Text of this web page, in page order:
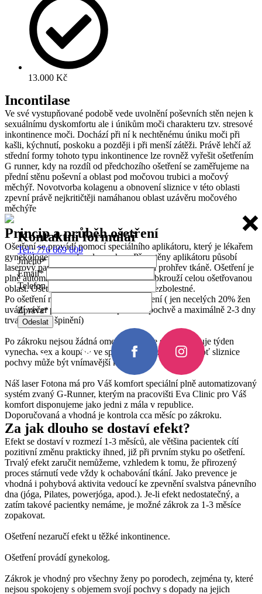
13.000 Kč
Incontilase
Ve své vystupňované podobě vede uvolnění poševních stěn nejen k
sexuálnímu dyskomfortu ale i únikům moči charakteru tzv. stresové
inkontinence moči. Dochází při ní k nechtěnému úniku moči při
kašli, kýchnutí, poskoku a později i při menší zátěži. Právě lehčí až
střední formy tohoto typu inkontinence lze rovněž vyřešit ošetřením
G runner, kdy na rozdíl od předchozího ošetření se zaměřujeme na
přední stěnu poševní a oblast pod močovou trubici a močový
měchýř. Novotvorba kolagenu a obnovení sliznice v této oblasti
zpevní právě nejkritičtěji namáhanou oblast uzávěru močového
měchýře
Princip a průběh ošetření
Ošetření se provádí pomocí speciálního aplikátoru, který je lékařem
gynekologem zaveden do pochvy. Přes stěny aplikátoru působí
laserový paprsek, který navodí intenzivní prohřev tkáně. Ošetření je
plně automatizované, laserový paprsek obkrouží celou ošetřovanou
oblast. Ošetření je velmi šetrné, a zcela bezbolestné.
Po ošetření nedochází k žádnému krvácení ( jen necelých 20% žen
uvádí večer po zákroku mírné pálení v pochvě a maximálně 2-3 dny
trvající lehké špinění)
Po zákroku nejsou žádná omezení, pouze se doporučuje týden
vynechat sex a koupání ve společných bazénech, neboť sliznice
pochvy může být vnímavější k infekci.
Náš laser Fotona má pro Váš komfort speciální plně automatizovaný
systém zvaný G-Runner, kterým na pracovišti Eva Clinic pro Váš
komfort disponujeme jako jedni z mála v republice.
Doporučovaná a vhodná je kontrola cca měsíc po zákroku.
Za jak dlouho se dostaví efekt?
Efekt se dostaví v rozmezí 1-3 měsíců, ale většina pacientek cítí
pozitivní změnu prakticky ihned, již při prvním styku po ošetření.
Trvalý efekt zaručit nemůžeme, vzhledem k tomu, že přirozený
proces stárnutí vede vždy k ochabování tkání. Jako prevence je
vhodná i pohybová aktivita vedoucí ke zpevnění svalstva pánevního
dna (jóga, Pilates, powerjóga, apod.). Je-li efekt nedostatečný, a
zatím takové pacientky nemáme, je možné zákrok za 1-3 měsíce
zopakovat.
Ošetření nezaručí efekt u těžké inkontinence.
Ošetření provádí gynekolog.
Zákrok je vhodný pro všechny ženy po porodech, zejména ty, které
nejsou spokojeny s objemem svojí pochvy s dopady na jejich
Kontaktní formulář
Tel.: 776 669 609
Jméno*
Email*
Telefon
Zpráva*
Odeslat